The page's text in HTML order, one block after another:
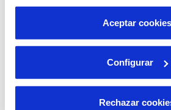
por tanto no se pueden desactivar.
más información en nuestraAceptar cookies
Configurar
Rechazar